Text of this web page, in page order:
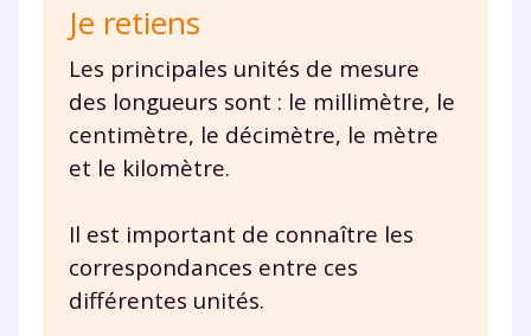
Je retiens
Les principales unités de mesure
des longueurs sont : le millimètre, le
centimètre, le décimètre, le mètre
et le kilomètre.
Il est important de connaître les
correspondances entre ces
différentes unités.